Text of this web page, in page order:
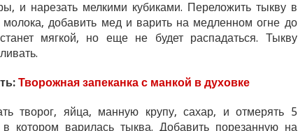
и нарезать мелкими кубиками. Переложить тыкву в
добавить мед и варить на медленном огне до
мягкой, но еще не будет распадаться. Тыкву
Творожная запеканка с манкой в духовке
творог, яйца, манную крупу, сахар, и отмерять 5
котором варилась тыква. Добавить порезанную на